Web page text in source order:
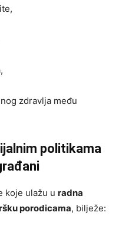
zdravlja među
politikama
koje ulažu u radna
porodicama, bilježe: